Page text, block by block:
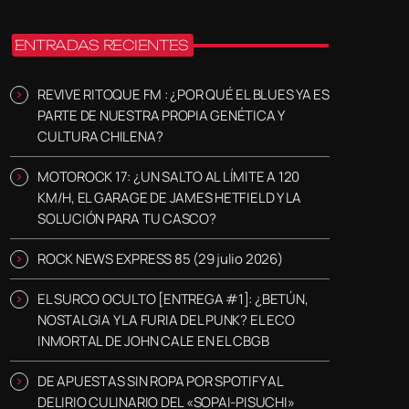
ENTRADAS RECIENTES
REVIVE RITOQUE FM : ¿POR QUÉ EL BLUES YA ES
PARTE DE NUESTRA PROPIA GENÉTICA Y
CULTURA CHILENA?
MOTOROCK 17: ¿UN SALTO AL LÍMITE A 120
KM/H, EL GARAGE DE JAMES HETFIELD Y LA
SOLUCIÓN PARA TU CASCO?
ROCK NEWS EXPRESS 85 (29 julio 2026)
EL SURCO OCULTO [ENTREGA #1]: ¿BETÚN,
NOSTALGIA Y LA FURIA DEL PUNK? EL ECO
INMORTAL DE JOHN CALE EN EL CBGB
DE APUESTAS SIN ROPA POR SPOTIFY AL
DELIRIO CULINARIO DEL «SOPAI-PISUCHI»